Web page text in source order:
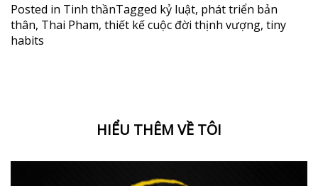
Posted in Tinh thầnTagged kỷ luật, phát triển bản
thân, Thai Pham, thiết kế cuộc đời thịnh vượng, tiny
habits
HIỂU THÊM VỀ TÔI